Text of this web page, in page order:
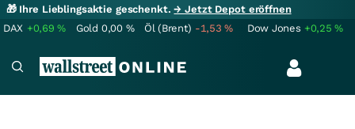
🎁 Ihre Lieblingsaktie geschenkt.→ Jetzt Depot eröffnen
DAX +0,69% Gold 0,00 % Öl (Brent) -1,53% Dow Jones +0,25%